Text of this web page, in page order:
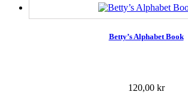
Betty’s Alphabet Book
120,00 kr